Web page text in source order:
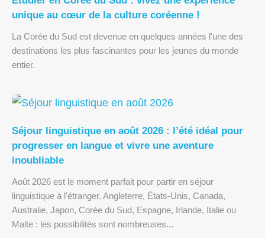
unique au cœur de la culture coréenne !
La Corée du Sud est devenue en quelques années l'une des
destinations les plus fascinantes pour les jeunes du monde
entier.
Séjour linguistique en août 2026 : l’été idéal pour
progresser en langue et vivre une aventure
inoubliable
Août 2026 est le moment parfait pour partir en séjour
linguistique à l'étranger. Angleterre, États-Unis, Canada,
Australie, Japon, Corée du Sud, Espagne, Irlande, Italie ou
Malte : les possibilités sont nombreuses...